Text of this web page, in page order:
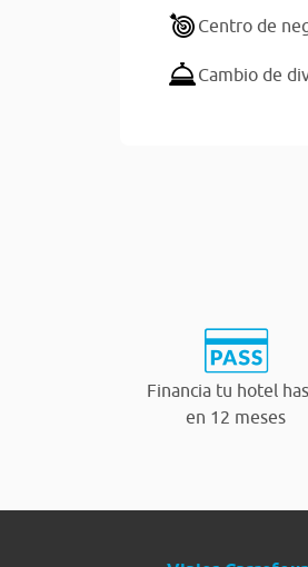
Centro de
Cambio de
Financia tu hotel
en 12 meses